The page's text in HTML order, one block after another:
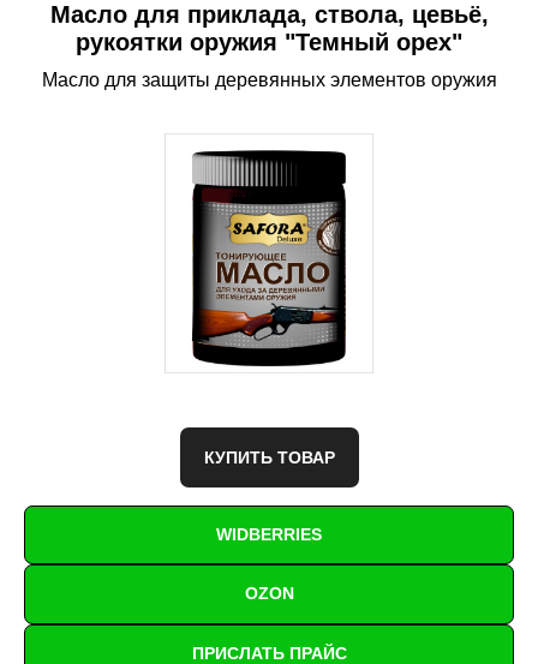
Масло для приклада, ствола, цевьё,
рукоятки оружия "Темный орех"
Масло для защиты деревянных элементов оружия
КУПИТЬ ТОВАР
WIDBERRIES
OZON
ПРИСЛАТЬ ПРАЙС